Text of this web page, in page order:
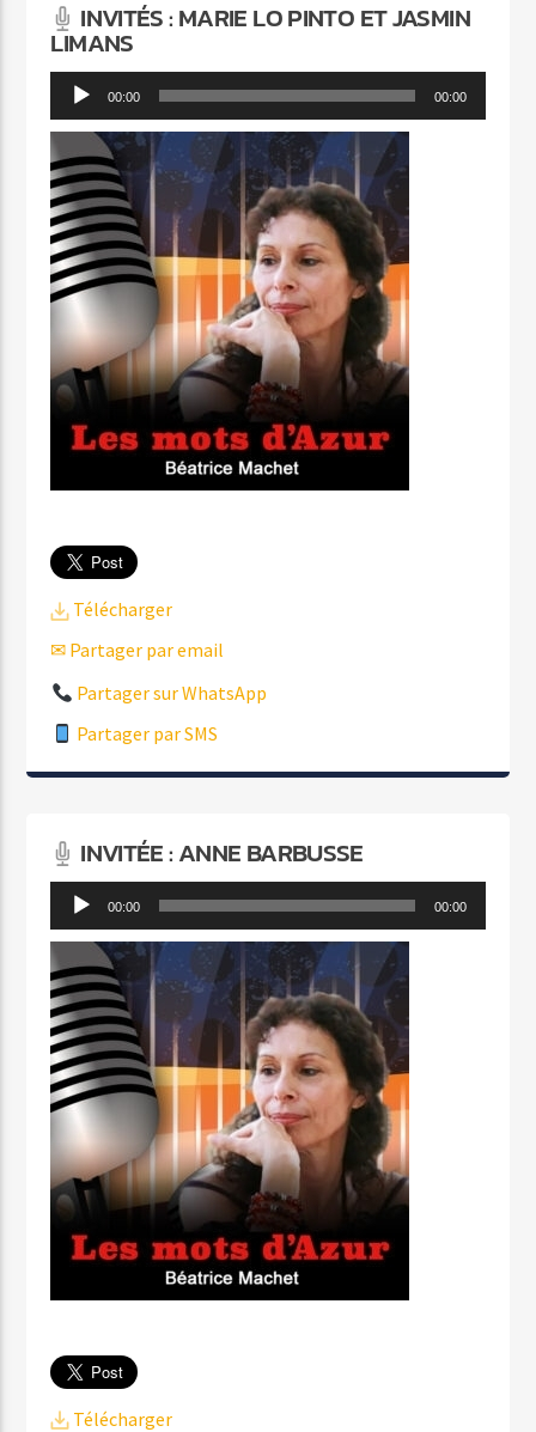
INVITÉS : MARIE LO PINTO ET JASMIN
LIMANS
Lecteur 00:00 00:00
Télécharger
✉ Partager par email
Partager sur WhatsApp
Partager par SMS
INVITÉE : ANNE BARBUSSE
Lecteur 00:00 00:00
Télécharger